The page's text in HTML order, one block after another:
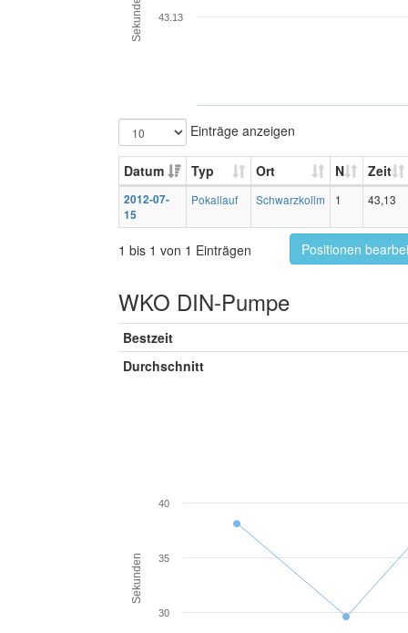
Sekunden 43.13
Einträge anzeigen
Datum Typ Ort N Zeit
2012-07-
15
Pokallauf Schwarzkollm 1 43,13
1 bis 1 von 1 Einträgen Positionen
WKO DIN-Pumpe
Bestzeit
Durchschnitt
Sekunden
30
35
40